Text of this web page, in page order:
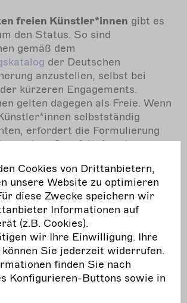
freien Künstler*innen gibt es
den Status. So sind
gemäß dem
der Deutschen
anzustellen, selbst bei
kürzeren Engagements.
gelten dagegen als Freie. Wenn
selbstständig
erfordert die Formulierung
Sorgfalt. Aus dem
auf die Probenzeiten geeinigt
Stückentwicklung gemeinsam
etc.
hat auf ihrer Website weitere
Cookies von Drittanbietern,
unsere Website zu optimieren
diese Zwecke speichern wir
Informationen auf
(z.B. Cookies).
wir Ihre Einwilligung. Ihre
Sie jederzeit widerrufen.
finden Sie nach
Konfigurieren-Buttons sowie in